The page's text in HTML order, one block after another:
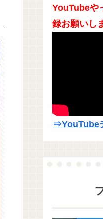
YouTubeや
録お願いし
⇒YouTube